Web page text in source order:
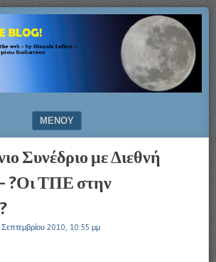
ΜΕΝΟΎ
Συνέδριο με Διεθνή
?Οι ΤΠΕ στην
2010, 10:55 μμ